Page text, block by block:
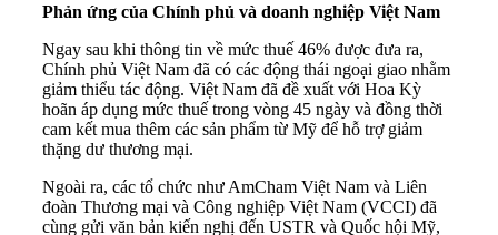
Phản ứng của Chính phủ và doanh nghiệp Việt Nam
Ngay sau khi thông tin về mức thuế 46% được đưa ra,
Chính phủ Việt Nam đã có các động thái ngoại giao nhằm
giảm thiểu tác động. Việt Nam đã đề xuất với Hoa Kỳ
hoãn áp dụng mức thuế trong vòng 45 ngày và đồng thời
cam kết mua thêm các sản phẩm từ Mỹ để hỗ trợ giảm
thặng dư thương mại.
Ngoài ra, các tổ chức như AmCham Việt Nam và Liên
đoàn Thương mại và Công nghiệp Việt Nam (VCCI) đã
cùng gửi văn bản kiến nghị đến USTR và Quốc hội Mỹ,